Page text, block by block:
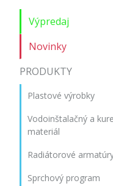
Novinky
Výpredaj
PRODUKTY
Plastové výrobky
Vodoinštalačný a
materiál
Radiátorové
Sprchový program